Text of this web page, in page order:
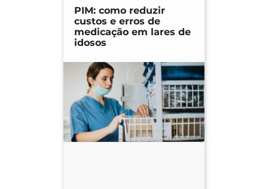
PIM: como reduzir
custos e erros de
medicação em lares de
idosos